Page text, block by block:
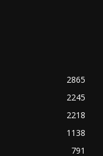
2865
2245
2218
1138
791